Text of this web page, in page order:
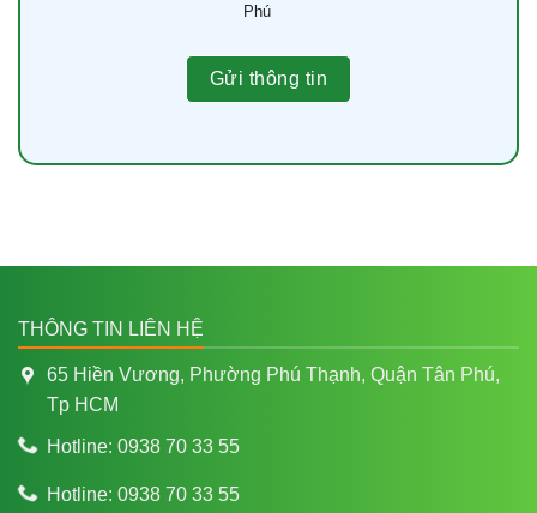
Phú
THÔNG TIN LIÊN HỆ
65 Hiền Vương, Phường Phú Thạnh, Quận Tân Phú,
Tp HCM
Hotline: 0938 70 33 55
Hotline: 0938 70 33 55